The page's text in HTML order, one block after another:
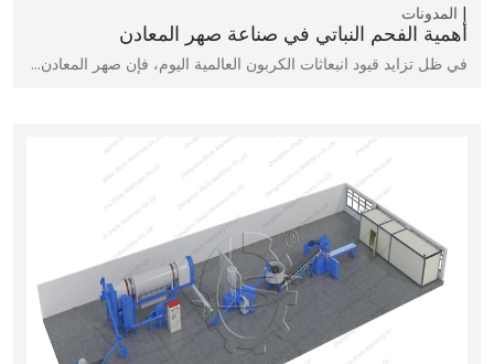
المدونات
أهمية الفحم النباتي في صناعة صهر المعادن
في ظل تزايد قيود انبعاثات الكربون العالمية اليوم، فإن صهر المعادن…